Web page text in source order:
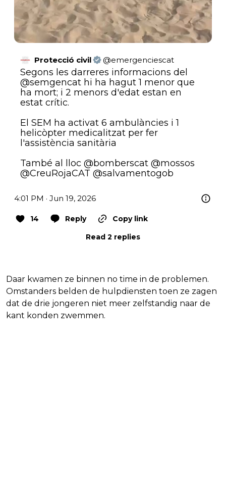
Protecció civil @emergenciescat
@semgencat hi ha hagut 1 menor que
ha mort; i 2 menors d'edat estan en
estat crític.
El SEM ha activat 6 ambulàncies i 1
helicòpter medicalitzat per fer
l'assistència sanitària
També al lloc @bomberscat @mossos
@CreuRojaCAT @salvamentogob
4:01 PM · Jun 19, 2026
14 Reply
Copy link
Read 2 replies
Daar kwamen ze binnen no time in de problemen.
Omstanders belden de hulpdiensten toen ze zagen
dat de drie jongeren niet meer zelfstandig naar de
kant konden zwemmen.